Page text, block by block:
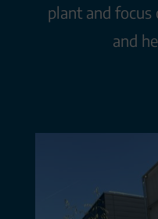
plant and focus
and